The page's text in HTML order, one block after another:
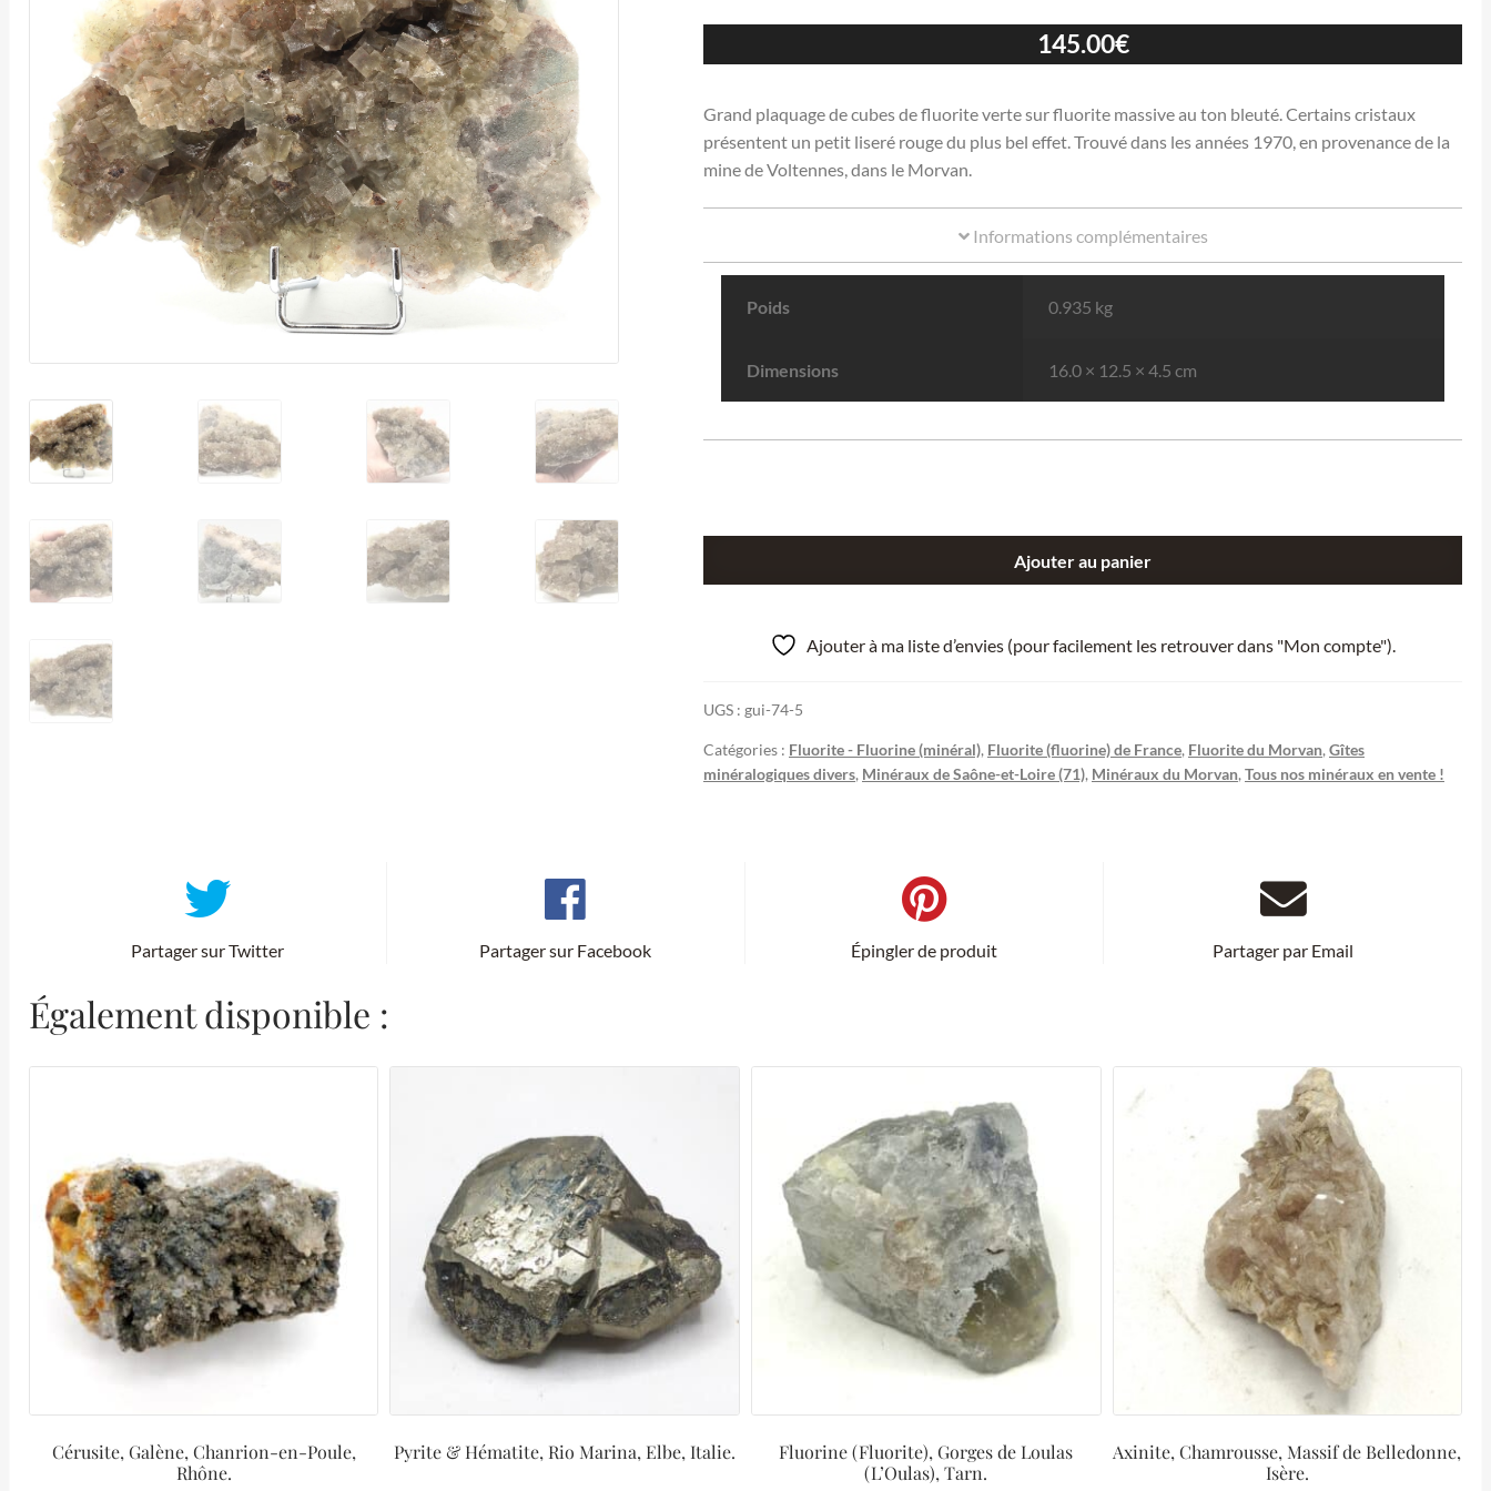
145.00€
Grand plaquage de cubes de fluorite verte sur fluorite massive au ton bleuté. Certains cristaux
présentent un petit liseré rouge du plus bel effet. Trouvé dans les années 1970, en provenance de la
mine de Voltennes, dans le Morvan.
Informations complémentaires
Poids 0.935 kg
Dimensions 16.0 × 12.5 × 4.5 cm
Saône-
et-
Loire
Ajouter au panier
Ajouter à ma liste d’envies (pour facilement les retrouver dans "Mon compte").
UGS : gui-74-5
Catégories : Fluorite - Fluorine (minéral), Fluorite (fluorine) de France, Fluorite du Morvan, Gîtes
minéralogiques divers, Minéraux de Saône-et-Loire (71), Minéraux du Morvan, Tous nos minéraux en vente !
Partager sur Twitter Partager sur Facebook Épingler de produit Partager par Email
Également disponible :
Cérusite, Galène, Chanrion-en-Poule,
Rhône.
Pyrite & Hématite, Rio Marina, Elbe, Italie.
Fluorine (Fluorite), Gorges de Loulas
(L’Oulas), Tarn.
Axinite, Chamrousse, Massif de Belledonne,
Isère.